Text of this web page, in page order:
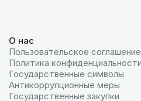
О нас
Пользовательское соглашение
Политика конфиденциальности
Государственные символы
Антикоррупционные меры
Государственные закупки